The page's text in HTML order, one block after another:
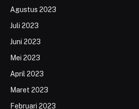
Agustus 2023
Juli 2023
Juni 2023
Mei 2023
April 2023
Maret 2023
Februari 2023